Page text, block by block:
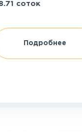
соток
Подробнее